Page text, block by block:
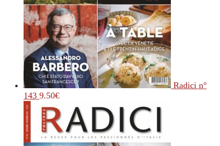
Radici n°
143 9.50€